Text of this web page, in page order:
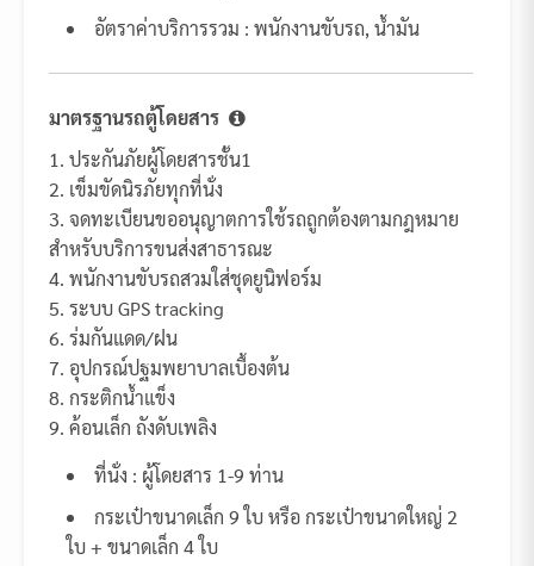
อัตราค่าบริการรวม : พนักงานขับรถ, น้ำมัน
มาตรฐานรถตู้โดยสาร
1. ประกันภัยผู้โดยสารชั้น1
2. เข็มขัดนิรภัยทุกที่นั่ง
3. จดทะเบียนขออนุญาตการใช้รถถูกต้องตามกฎหมาย
สำหรับบริการขนส่งสาธารณะ
4. พนักงานขับรถสวมใส่ชุดยูนิฟอร์ม
5. ระบบ GPS tracking
6. ร่มกันแดด/ฝน
7. อุปกรณ์ปฐมพยาบาลเบื้องต้น
8. กระติกน้ำแข็ง
9. ค้อนเล็ก ถังดับเพลิง
ที่นั่ง : ผู้โดยสาร 1-9 ท่าน
กระเป๋าขนาดเล็ก 9 ใบ หรือ กระเป๋าขนาดใหญ่ 2
ใบ + ขนาดเล็ก 4 ใบ